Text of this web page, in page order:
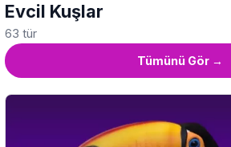
Evcil Kuşlar
63 tür
Tümünü Gör →